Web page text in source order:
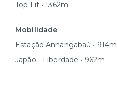
Top Fit • 1362m
Mobilidade
Estação Anhangabaú • 914m
Japão - Liberdade • 962m